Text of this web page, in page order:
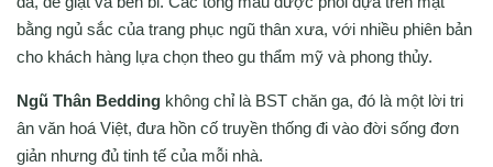
bằng ngủ sắc của trang phục ngũ thân xưa, với nhiều phiên bản
cho khách hàng lựa chọn theo gu thẩm mỹ và phong thủy.
Ngũ Thân Bedding không chỉ là BST chăn ga, đó là một lời tri
ân văn hoá Việt, đưa hồn cố truyền thống đi vào đời sống đơn
giản nhưng đủ tinh tế của mỗi nhà.